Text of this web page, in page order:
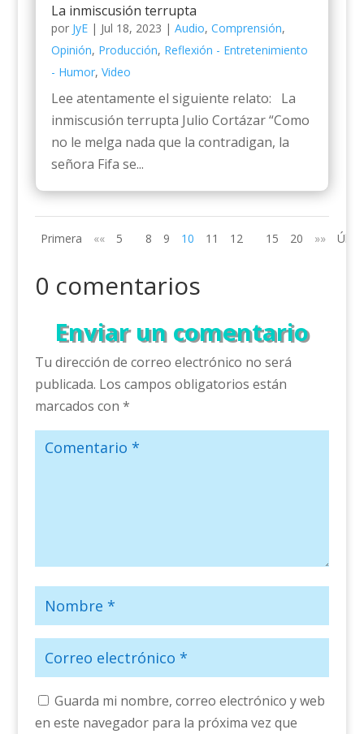
La inmiscusión terrupta
por JyE| Jul 18, 2023 | Audio, Comprensión,
Opinión, Producción, Reflexión - Entretenimiento
- Humor, Video
Lee atentamente el siguiente relato: La
inmiscusión terrupta Julio Cortázar “Como
no le melga nada que la contradigan, la
señora Fifa se...
Primera «« 5 8 9 10 11 12 15 20 »»
0 comentarios
Enviar un comentario
Tu dirección de correo electrónico no será
publicada. Los campos obligatorios están
marcados con *
Guarda mi nombre, correo electrónico y web
en este navegador para la próxima vez que